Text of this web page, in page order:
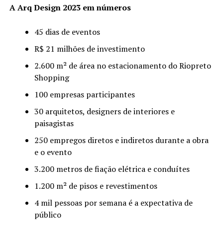
A Arq Design 2023 em números
45 dias de eventos
R$ 21 milhões de investimento
2.600 m² de área no estacionamento do Riopreto
Shopping
100 empresas participantes
30 arquitetos, designers de interiores e
paisagistas
250 empregos diretos e indiretos durante a obra
e o evento
3.200 metros de fiação elétrica e conduítes
1.200 m² de pisos e revestimentos
4 mil pessoas por semana é a expectativa de
público